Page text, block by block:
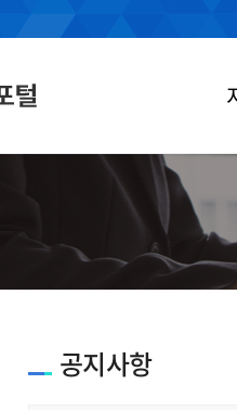
공지사항